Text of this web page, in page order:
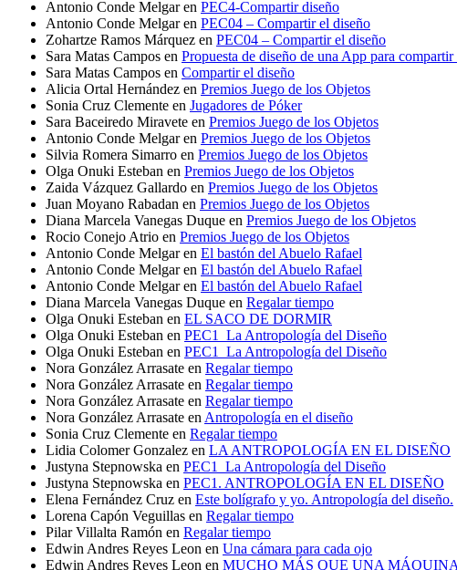
Antonio Conde Melgaren PEC4-Compartir diseño
Antonio Conde Melgaren PEC04 – Compartir el diseño
Zohartze Ramos Márquez en PEC04 – Compartir el diseño
Sara Matas Campos en Propuesta de diseño de una App para
Sara Matas Campos en Compartir el diseño
Alicia Ortal Hernández en Premios Juego de los Objetos
Sonia Cruz Clemente en Jugadores de Póker
Sara Baceiredo Miravete en Premios Juego de los Objetos
Antonio Conde Melgaren Premios Juego de los Objetos
Silvia Romera Simarro en Premios Juego de los Objetos
Olga Onuki Esteban en Premios Juego de los Objetos
Zaida Vázquez Gallardo en Premios Juego de los Objetos
Juan Moyano Rabadan en Premios Juego de los Objetos
Diana Marcela Vanegas Duque en Premios Juego de los Objetos
Rocio Conejo Atrio en Premios Juego de los Objetos
Antonio Conde Melgaren El bastón del Abuelo Rafael
Antonio Conde Melgaren El bastón del Abuelo Rafael
Antonio Conde Melgaren El bastón del Abuelo Rafael
Diana Marcela Vanegas Duque en Regalar tiempo
Olga Onuki Esteban en EL SACO DE DORMIR
Olga Onuki Esteban en PEC1_La Antropología del Diseño
Olga Onuki Esteban en PEC1_La Antropología del Diseño
Nora González Arrasate en Regalar tiempo
Nora González Arrasate en Regalar tiempo
Nora González Arrasate en Regalar tiempo
Nora González Arrasate en Antropología en el diseño
Sonia Cruz Clemente en Regalar tiempo
Lidia Colomer Gonzalez en LA ANTROPOLOGÍA EN EL DISEÑO
Justyna Stepnowska en PEC1_La Antropología del Diseño
Justyna Stepnowska en PEC1. ANTROPOLOGÍA EN EL DISEÑO
Elena Fernández Cruz en Este bolígrafo y yo. Antropología del diseño.
Lorena Capón Veguillas en Regalar tiempo
Pilar Villalta Ramón en Regalar tiempo
Edwin Andres Reyes Leon en Una cámara para cada ojo
Edwin Andres Reyes Leon en MUCHO MÁS QUE UNA